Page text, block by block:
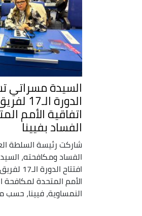
السيدة مسراتي
الدورة
اتفاقية الأمم
الفساد بفيينا
شاركت رئيسة السلطة
الفساد ومكافحته،
افتتاح
الأمم المتحدة
النمساوية، فيينا، حسب